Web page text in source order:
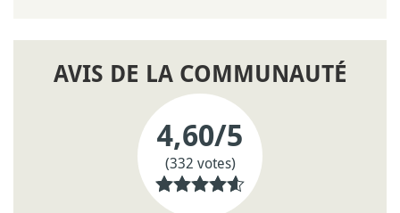
AVIS DE LA COMMUNAUTÉ
4,60/5
(332 votes)